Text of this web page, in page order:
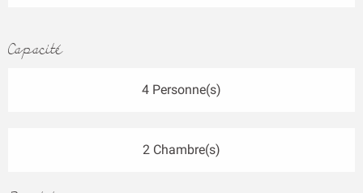
Capacité
4 Personne(s)
2 Chambre(s)